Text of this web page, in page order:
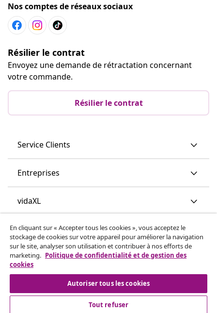
Nos comptes de réseaux sociaux
Résilier le contrat
Envoyez une demande de rétractation concernant
votre commande.
Résilier le contrat
Service Clients
Entreprises
vidaXL
Découvrez-en plus
© 2008-2026 vidaXL vidaxl.be est une boutique en ligne de
En cliquant sur « Accepter tous les cookies », vous acceptez le
stockage de cookies sur votre appareil pour améliorer la navigation
sur le site, analyser son utilisation et contribuer à nos efforts de
marketing. Politique de confidentialité et de gestion des
cookies
Autoriser tous les cookies
Tout refuser